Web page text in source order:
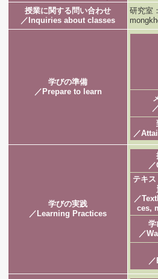
授業に関する問い合わせ
／Inquiries about classes
研究室
学びの準備
／Prepare to learn
／
学びの実践
／Learning Practices
テキス
／
ces,
学
／